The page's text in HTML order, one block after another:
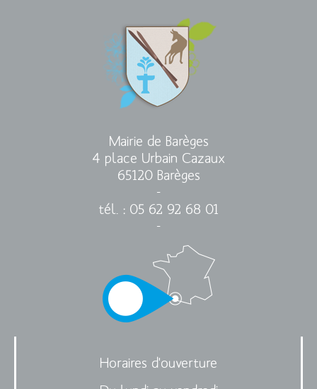
Mairie de Barèges
4 place Urbain Cazaux
65120 Barèges
-
tél. : 05 62 92 68 01
-
Horaires d'ouverture